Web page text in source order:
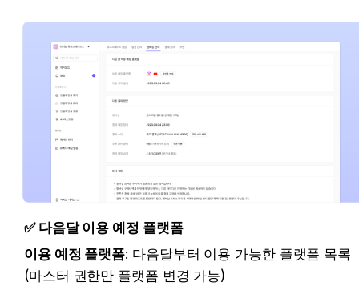
✅ 다음달 이용 예정 플랫폼
이용 예정 플랫폼: 다음달부터 이용 가능한 플랫폼 목록
(마스터 권한만 플랫폼 변경 가능)